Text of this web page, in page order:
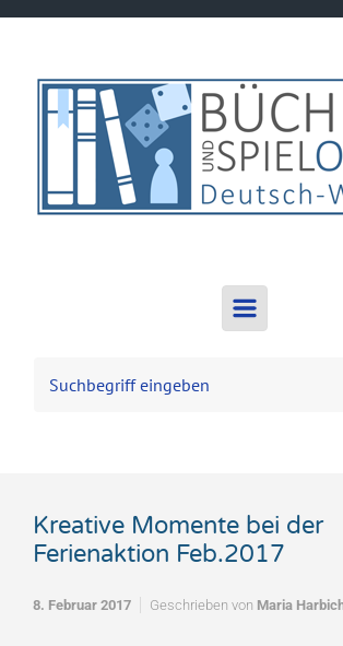
Kreative Momente bei der
Ferienaktion Feb.2017
8. Februar 2017 Geschrieben von Maria